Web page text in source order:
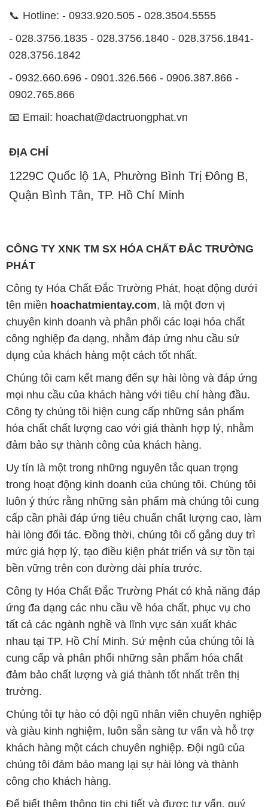
📞 Hotline: - 0933.920.505 - 028.3504.5555
- 028.3756.1835 - 028.3756.1840 - 028.3756.1841-
028.3756.1842
- 0932.660.696 - 0901.326.566 - 0906.387.866 -
0902.765.866
📧 Email: hoachat@dactruongphat.vn
ĐỊA CHỈ
1229C Quốc lộ 1A, Phường Bình Trị Đông B,
Quận Bình Tân, TP. Hồ Chí Minh
CÔNG TY XNK TM SX HÓA CHẤT ĐẮC TRƯỜNG
PHÁT
Công ty Hóa Chất Đắc Trường Phát, hoạt động dưới
tên miền hoachatmientay.com, là một đơn vị
chuyên kinh doanh và phân phối các loại hóa chất
công nghiệp đa dạng, nhằm đáp ứng nhu cầu sử
dụng của khách hàng một cách tốt nhất.
Chúng tôi cam kết mang đến sự hài lòng và đáp ứng
mọi nhu cầu của khách hàng với tiêu chí hàng đầu.
Công ty chúng tôi hiện cung cấp những sản phẩm
hóa chất chất lượng cao với giá thành hợp lý, nhằm
đảm bảo sự thành công của khách hàng.
Uy tín là một trong những nguyên tắc quan trọng
trong hoạt động kinh doanh của chúng tôi. Chúng tôi
luôn ý thức rằng những sản phẩm mà chúng tôi cung
cấp cần phải đáp ứng tiêu chuẩn chất lượng cao, làm
hài lòng đối tác. Đồng thời, chúng tôi cố gắng duy trì
mức giá hợp lý, tạo điều kiện phát triển và sự tồn tại
bền vững trên con đường dài phía trước.
Công ty Hóa Chất Đắc Trường Phát có khả năng đáp
ứng đa dạng các nhu cầu về hóa chất, phục vụ cho
tất cả các ngành nghề và lĩnh vực sản xuất khác
nhau tại TP. Hồ Chí Minh. Sứ mệnh của chúng tôi là
cung cấp và phân phối những sản phẩm hóa chất
đảm bảo chất lượng và giá thành tốt nhất trên thị
trường.
Chúng tôi tự hào có đội ngũ nhân viên chuyên nghiệp
và giàu kinh nghiệm, luôn sẵn sàng tư vấn và hỗ trợ
khách hàng một cách chuyên nghiệp. Đội ngũ của
chúng tôi đảm bảo mang lại sự hài lòng và thành
công cho khách hàng.
Để biết thêm thông tin chi tiết và được tư vấn, quý